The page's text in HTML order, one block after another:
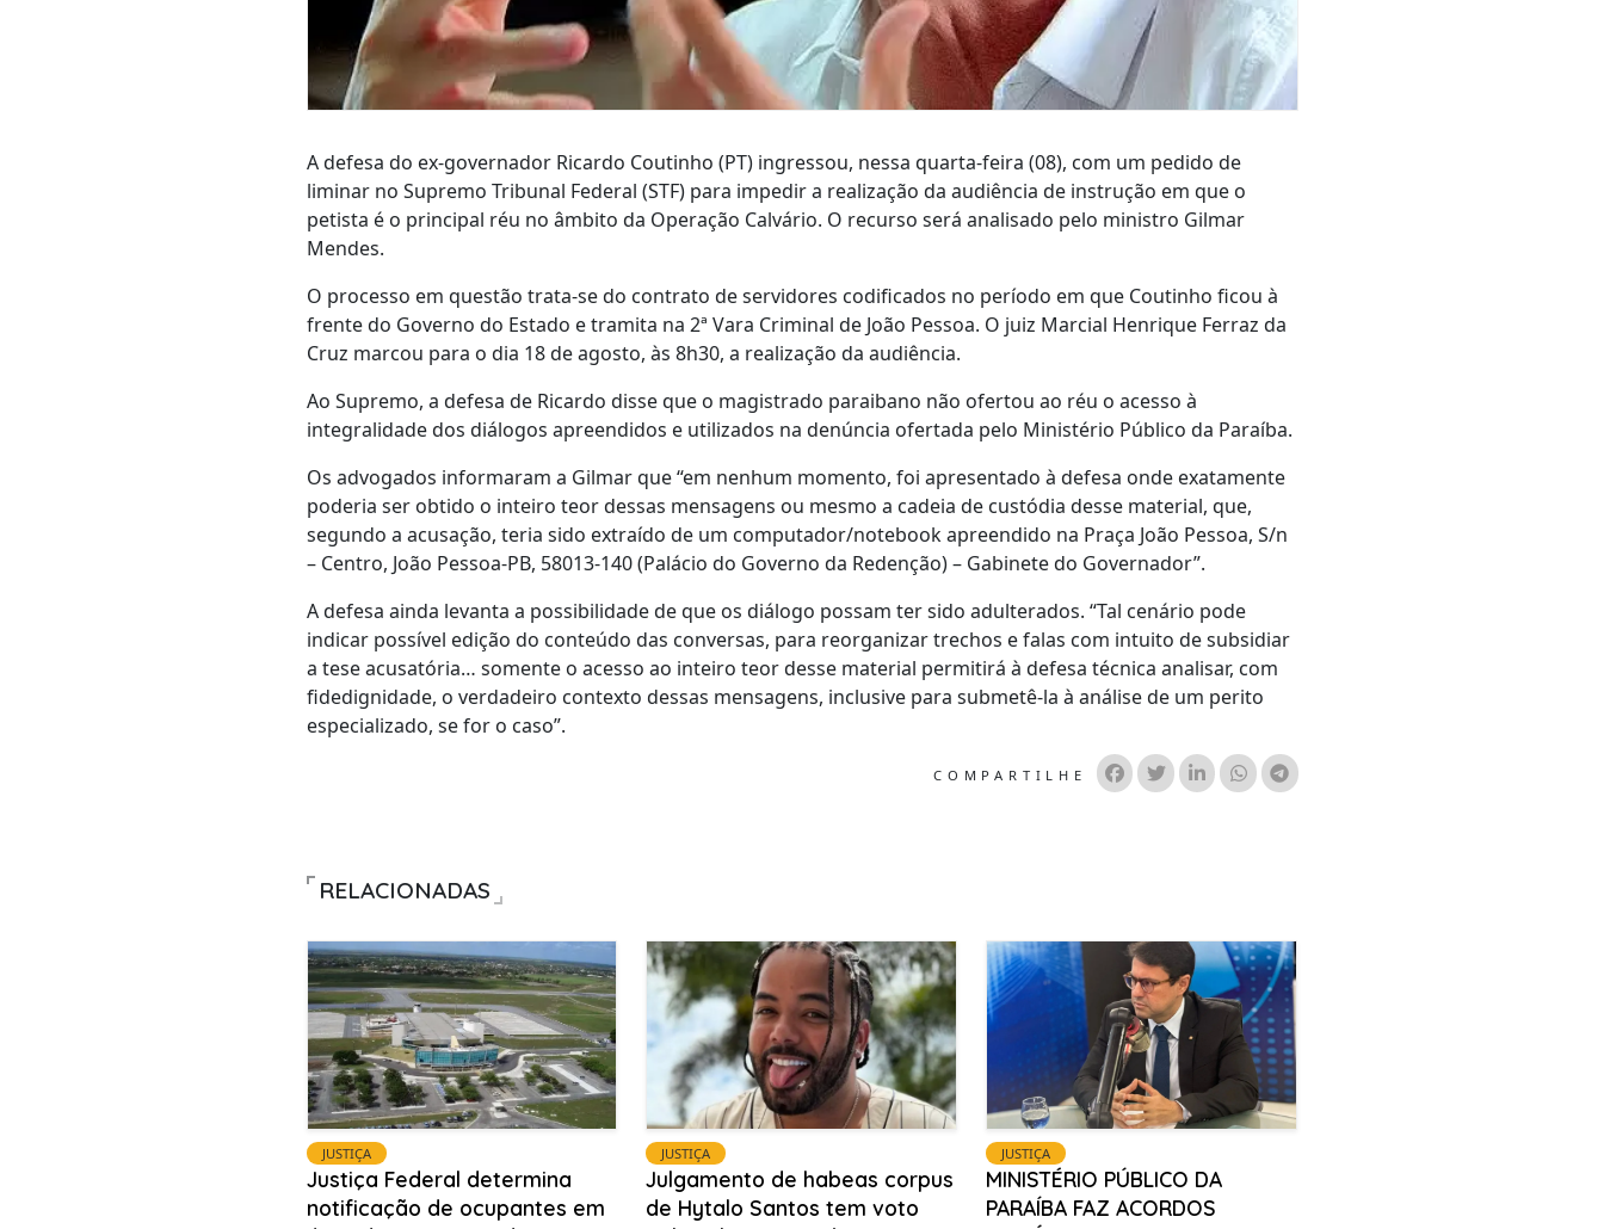
A defesa do ex-governador Ricardo Coutinho (PT) ingressou, nessa quarta-feira (08), com um pedido de
liminar no Supremo Tribunal Federal (STF) para impedir a realização da audiência de instrução em que o
petista é o principal réu no âmbito da Operação Calvário. O recurso será analisado pelo ministro Gilmar
Mendes.
O processo em questão trata-se do contrato de servidores codificados no período em que Coutinho ficou à
frente do Governo do Estado e tramita na 2ª Vara Criminal de João Pessoa. O juiz Marcial Henrique Ferraz da
Cruz marcou para o dia 18 de agosto, às 8h30, a realização da audiência.
Ao Supremo, a defesa de Ricardo disse que o magistrado paraibano não ofertou ao réu o acesso à
integralidade dos diálogos apreendidos e utilizados na denúncia ofertada pelo Ministério Público da Paraíba.
Os advogados informaram a Gilmar que “em nenhum momento, foi apresentado à defesa onde exatamente
poderia ser obtido o inteiro teor dessas mensagens ou mesmo a cadeia de custódia desse material, que,
segundo a acusação, teria sido extraído de um computador/notebook apreendido na Praça João Pessoa, S/n
– Centro, João Pessoa-PB, 58013-140 (Palácio do Governo da Redenção) – Gabinete do Governador”.
A defesa ainda levanta a possibilidade de que os diálogo possam ter sido adulterados. “Tal cenário pode
indicar possível edição do conteúdo das conversas, para reorganizar trechos e falas com intuito de subsidiar
a tese acusatória… somente o acesso ao inteiro teor desse material permitirá à defesa técnica analisar, com
fidedignidade, o verdadeiro contexto dessas mensagens, inclusive para submetê-la à análise de um perito
especializado, se for o caso”.
COMPARTILHE
RELACIONADAS
JUSTIÇA
Justiça Federal determina
notificação de ocupantes em
JUSTIÇA
Julgamento de habeas corpus
de Hytalo Santos tem voto
JUSTIÇA
MINISTÉRIO PÚBLICO DA
PARAÍBA FAZ ACORDOS